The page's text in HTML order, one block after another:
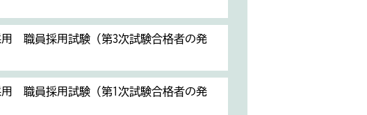
用 職員採用試験（第3次試験合格者の発
用 職員採用試験（第1次試験合格者の発